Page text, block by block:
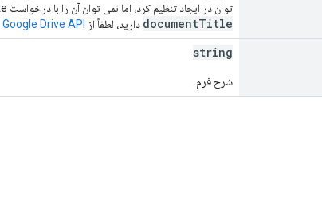
توان در ایجاد تنظیم کرد، اما نمی توان آن را با درخواست batchUpdate تغییر داد. اگر نیاز به به‌روزرسانی برنامه‌نویسی
documentTitle دارید، لطفاً از Google Drive API
string
شرح فرم.